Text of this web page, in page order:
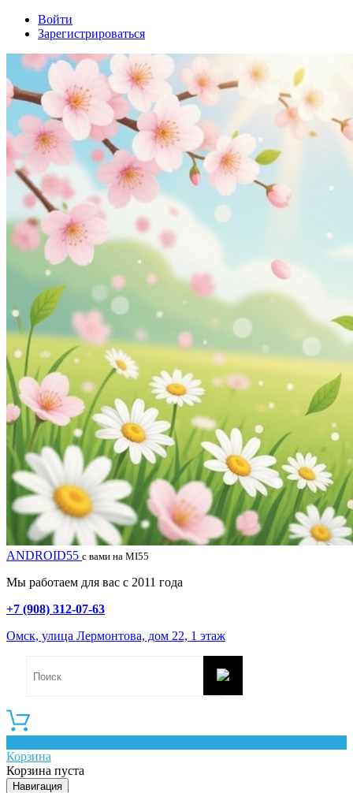
Войти
Зарегистрироваться
ANDROID55 с вами на MI55
Мы работаем для вас с 2011 года
+7 (908) 312-07-63
Омск, улица Лермонтова, дом 22, 1 этаж
Корзина
Корзина пуста
Навигация